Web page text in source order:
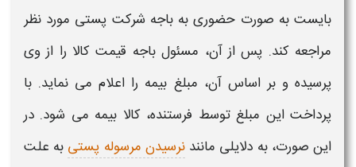
بایست به صورت حضوری به باجه شرکت پستی مورد نظر
مراجعه کند. پس از آن، مسئول باجه قیمت کالا را از وی
پرسیده و بر اساس آن، مبلغ بیمه را اعلام می نماید. با
پرداخت این مبلغ توسط فرستنده، کالا بیمه می شود. در
این صورت، به دلایلی مانندنرسیدن مرسوله پستی به علت